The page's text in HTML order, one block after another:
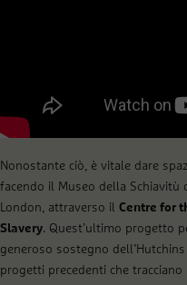
Nonostante ciò, è vitale dare
facendo il Museo della Schiavitù
London, attraverso il Centre for
Slavery. Quest’ultimo progetto
generoso sostegno
progetti precedenti che